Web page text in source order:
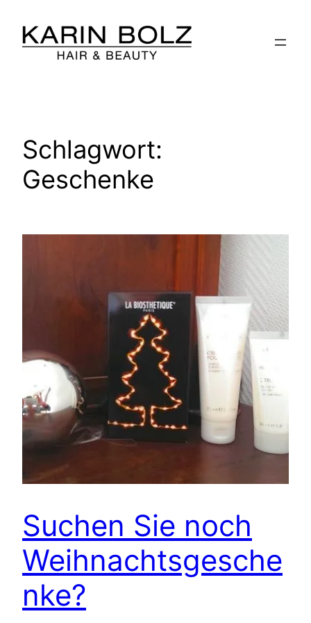
Inhalt
springen
Schlagwort:
Geschenke
Suchen Sie noch
Weihnachtsgesche
nke?